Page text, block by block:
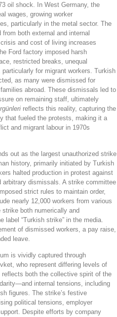
oil shock. In West Germany, the
wages, growing worker
particularly in the metal sector. The
both external and internal
and cost of living increases
Ford factory imposed harsh
restricted breaks, unequal
for migrant workers. Turkish
as many were dismissed for
abroad. These dismissals led to
on remaining staff, ultimately
reflects this reality, capturing the
that fueled the protests, making it a
and migrant labour in 1970s
out as the largest unauthorized strike
history, primarily initiated by Turkish
halted production in protest against
arbitrary dismissals. A strike committee
strict rules to maintain order,
nearly 12,000 workers from various
both numerically and
label “Turkish strike” in the media.
of dismissed workers, a pay raise,
leave.
is vividly captured through
who represent differing levels of
both the collective spirit of the
internal tensions, including
figures. The strike’s festive
political tensions, employer
Despite efforts by company